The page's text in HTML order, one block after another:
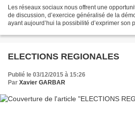
Les réseaux sociaux nous offrent une
de discussion, d’exercice généralisé de la
ayant aujourd’hui la possibilité d’exprimer son
ELECTIONS REGIONALES
Publié le 03/12/2015 à 15:26
Par Xavier GARBAR